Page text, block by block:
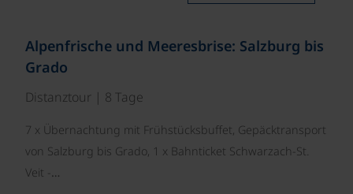
Alpenfrische und Meeresbrise: Salzburg bis
Grado
Distanztour | 8 Tage
7 x Übernachtung mit Frühstücksbuffet, Gepäcktransport
von Salzburg bis Grado, 1 x Bahnticket Schwarzach-St.
Veit -…